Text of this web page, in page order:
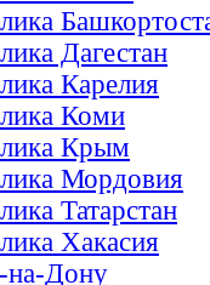
Дагестан
Карелия
Коми
Крым
Мордовия
Татарстан
Хакасия
на-Дону